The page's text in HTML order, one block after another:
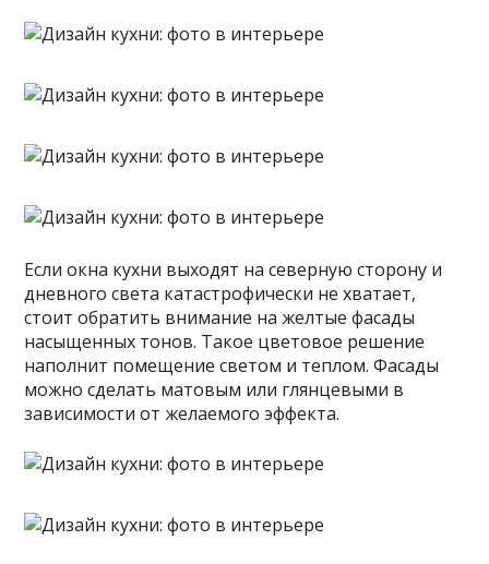
Если окна кухни выходят на северную сторону и
дневного света катастрофически не хватает,
стоит обратить внимание на желтые фасады
насыщенных тонов. Такое цветовое решение
наполнит помещение светом и теплом. Фасады
можно сделать матовым или глянцевыми в
зависимости от желаемого эффекта.